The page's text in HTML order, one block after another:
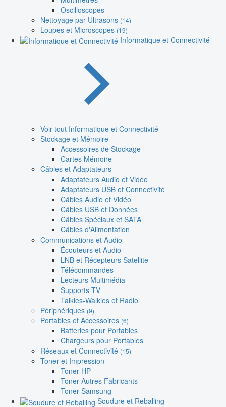
Oscilloscopes
Nettoyage par Ultrasons (14)
Loupes et Microscopes (19)
Informatique et Connectivité
Voir tout Informatique et Connectivité
Stockage et Mémoire
Accessoires de Stockage
Cartes Mémoire
Câbles et Adaptateurs
Adaptateurs Audio et Vidéo
Adaptateurs USB et Connectivité
Câbles Audio et Vidéo
Câbles USB et Données
Câbles Spéciaux et SATA
Câbles d'Alimentation
Communications et Audio
Écouteurs et Audio
LNB et Récepteurs Satellite
Télécommandes
Lecteurs Multimédia
Supports TV
Talkies-Walkies et Radio
Périphériques (9)
Portables et Accessoires (6)
Batteries pour Portables
Chargeurs pour Portables
Réseaux et Connectivité (15)
Toner et Impression
Toner HP
Toner Autres Fabricants
Toner Samsung
Soudure et Reballing